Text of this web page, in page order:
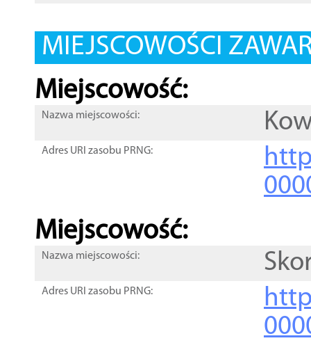
MIEJSCOWOŚCI
Miejscowość:
Nazwa miejscowości:
Adres URI zasobu PRNG:
Miejscowość:
Nazwa miejscowości:
Adres URI zasobu PRNG: